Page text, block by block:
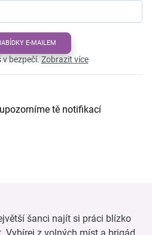
E-MAILEM
v bezpečí.Zobrazit více
tě notifikací
šanci najít si práci blízko
Vybírej z volných míst a brigád